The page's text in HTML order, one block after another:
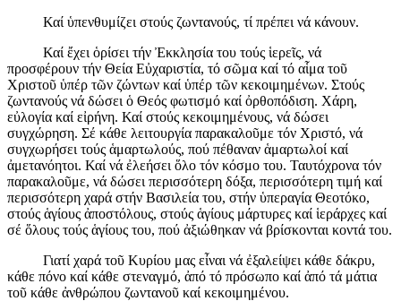
Καί ὑπενθυμίζει στούς ζωντανούς, τί πρέπει νά κάνουν.
Καί ἔχει ὁρίσει τήν Ἐκκλησία του τούς ἱερεῖς, νά
προσφέρουν τήν Θεία Εὐχαριστία, τό σῶμα καί τό αἷμα τοῦ
Χριστοῦ ὑπέρ τῶν ζώντων καί ὑπέρ τῶν κεκοιμημένων. Στούς
ζωντανούς νά δώσει ὁ Θεός φωτισμό καί ὀρθοπόδιση. Χάρη,
εὐλογία καί εἰρήνη. Καί στούς κεκοιμημένους, νά δώσει
συγχώρηση. Σέ κάθε λειτουργία παρακαλοῦμε τόν Χριστό, νά
συγχωρήσει τούς ἁμαρτωλούς, πού πέθαναν ἁμαρτωλοί καί
ἀμετανόητοι. Καί νά ἐλεήσει ὅλο τόν κόσμο του. Ταυτόχρονα τόν
παρακαλοῦμε, νά δώσει περισσότερη δόξα, περισσότερη τιμή καί
περισσότερη χαρά στήν Βασιλεία του, στήν ὑπεραγία Θεοτόκο,
στούς ἁγίους ἀποστόλους, στούς ἁγίους μάρτυρες καί ἱεράρχες καί
σέ ὅλους τούς ἁγίους του, πού ἀξιώθηκαν νά βρίσκονται κοντά του.
Γιατί χαρά τοῦ Κυρίου μας εἶναι νά ἐξαλείψει κάθε δάκρυ,
κάθε πόνο καί κάθε στεναγμό, ἀπό τό πρόσωπο καί ἀπό τά μάτια
τοῦ κάθε ἀνθρώπου ζωντανοῦ καί κεκοιμημένου.